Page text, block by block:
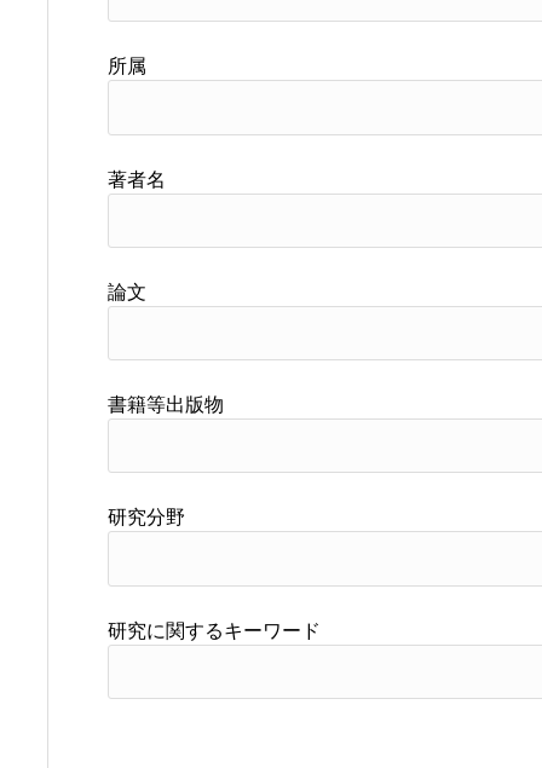
所属
著者名
論文
書籍等出版物
研究分野
研究に関するキーワード